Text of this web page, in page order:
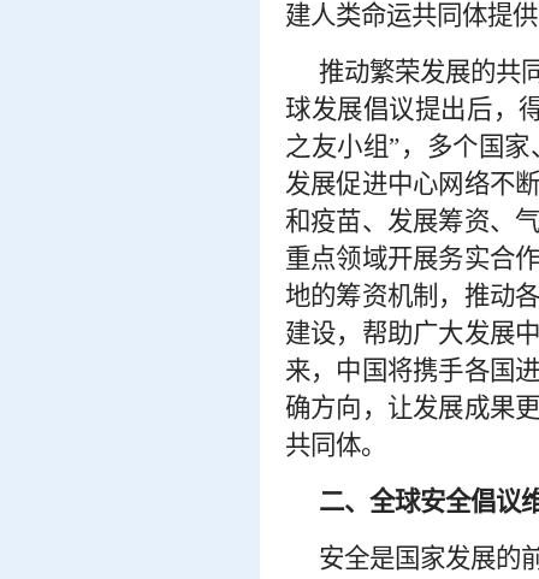
建人类命运共同体提
推动繁荣发展的共
球发展倡议提出后，
之友小组”，多个国
发展促进中心网络不
和疫苗、发展筹资、
重点领域开展务实合
地的筹资机制，推动
建设，帮助广大发展
来，中国将携手各国
确方向，让发展成果
共同体。
二、全球安全倡议
安全是国家发展的